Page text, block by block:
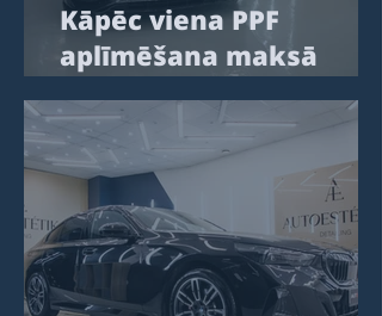
Kāpēc viena PPF
aplīmēšana maksā
2800€, bet cita 4500€:
kas slēpjas zem
caurspīdīgas plēves